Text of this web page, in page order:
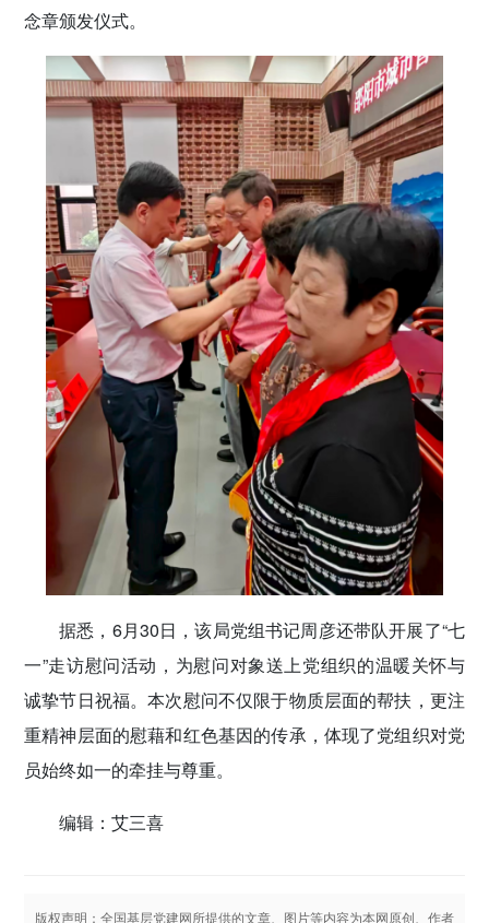
念章颁发仪式。
据悉，6月30日，该局党组书记周彦还带队开展了“七
一”走访慰问活动，为慰问对象送上党组织的温暖关怀与
诚挚节日祝福。本次慰问不仅限于物质层面的帮扶，更注
重精神层面的慰藉和红色基因的传承，体现了党组织对党
员始终如一的牵挂与尊重。
编辑：艾三喜
版权声明：全国基层党建网所提供的文章、图片等内容为本网原创、作者